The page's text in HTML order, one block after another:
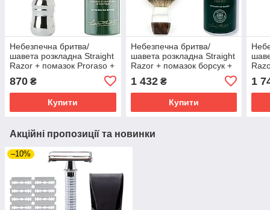
Небезпечна бритва/
шавета розкладна Straight
Razor + помазок Proraso +
піна для гоління Proraso
тонізуюча з евкаліптом і
ментолом
870 ₴
Купити
Небезпечна бритва/
шавета розкладна Straight
Razor + помазок борсук +
піна для гоління Proraso
тонізуюча з евкаліптом і
ментолом
1 432₴
Купити
1
Акційні пропозиції та новинки
–10%